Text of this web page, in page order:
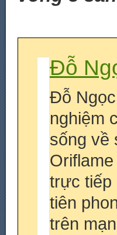
Đỗ
Đỗ
nghiệm
sống về
trực tiếp
tiên
trên